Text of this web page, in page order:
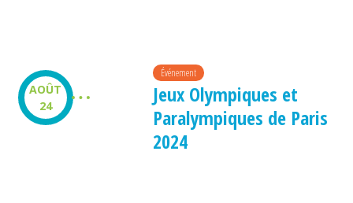
AOÛT
24
Événement
Jeux Olympiques et
Paralympiques de Paris
2024